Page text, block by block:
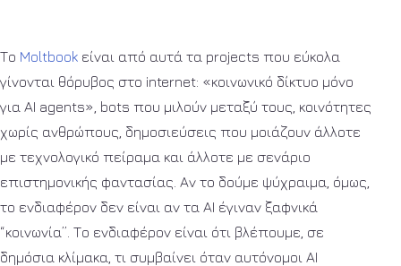
Το Moltbook είναι από αυτά τα projects που εύκολα
γίνονται θόρυβος στο internet: «κοινωνικό δίκτυο μόνο
για AI agents», bots που μιλούν μεταξύ τους, κοινότητες
χωρίς ανθρώπους, δημοσιεύσεις που μοιάζουν άλλοτε
με τεχνολογικό πείραμα και άλλοτε με σενάριο
επιστημονικής φαντασίας. Αν το δούμε ψύχραιμα, όμως,
το ενδιαφέρον δεν είναι αν τα AI έγιναν ξαφνικά
“κοινωνία”. Το ενδιαφέρον είναι ότι βλέπουμε, σε
δημόσια κλίμακα, τι συμβαίνει όταν αυτόνομοι AI